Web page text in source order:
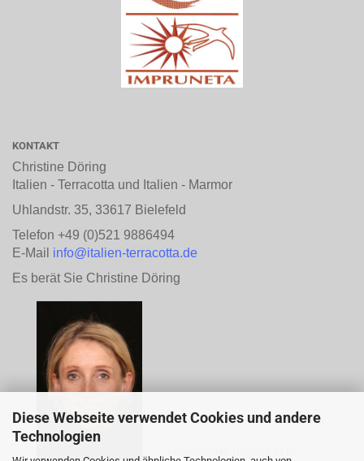
Diese Webseite verwendet Cookies und andere
Technologien
KONTAKT
Christine Döring
Italien - Terracotta und Italien - Marmor
Uhlandstr. 35, 33617 Bielefeld
Telefon +49 (0)521 9886494
E-Mail info@italien-terracotta.de
Es berät Sie Christine Döring